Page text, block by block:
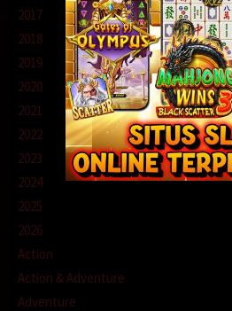
2017
2018
2019
2020
2021
2022
2023
2024
2025
2026
Action
Action & Adventure
Adventure